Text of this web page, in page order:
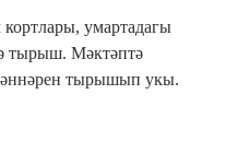
кортлары, умартадагы
тырыш. Мәктәптә
тырышып укы.